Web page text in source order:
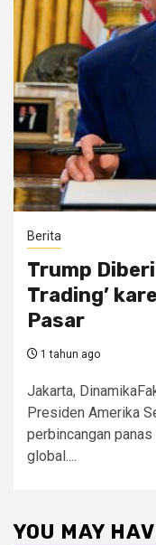
Berita
Trump
Trading’
Pasar
1 tahun ago
Jakarta,
Presiden Amerika
perbincangan
global....
YOU MAY